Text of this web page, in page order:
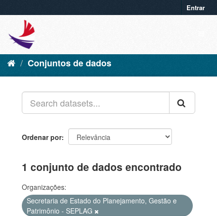
Entrar
Conjuntos de dados
Ordenar por
1 conjunto de dados encontrado
Organizações:
Secretaria de Estado do Planejamento, Gestão e
Patrimônio - SEPLAG